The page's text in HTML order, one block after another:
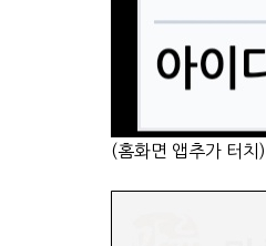
(홈화면 앱추가 터치)